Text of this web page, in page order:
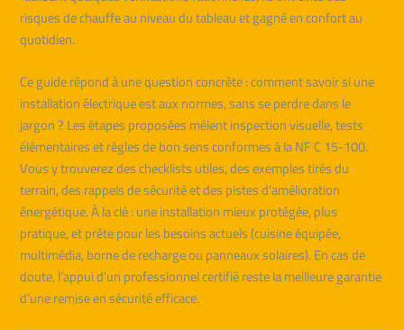
risques de chauffe au niveau du tableau et gagné en confort au
quotidien.
Ce guide répond à une question concrète : comment savoir si une
installation électrique est aux normes, sans se perdre dans le
jargon ? Les étapes proposées mêlent inspection visuelle, tests
élémentaires et règles de bon sens conformes à la NF C 15-100.
Vous y trouverez des checklists utiles, des exemples tirés du
terrain, des rappels de sécurité et des pistes d’amélioration
énergétique. À la clé : une installation mieux protégée, plus
pratique, et prête pour les besoins actuels (cuisine équipée,
multimédia, borne de recharge ou panneaux solaires). En cas de
doute, l’appui d’un professionnel certifié reste la meilleure garantie
d’une remise en sécurité efficace.